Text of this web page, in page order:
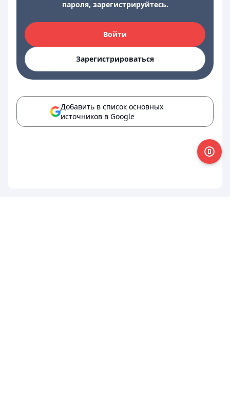
пароля, зарегистрируйтесь.
Войти
Зарегистрироваться
Добавить в список основных
источников в Google